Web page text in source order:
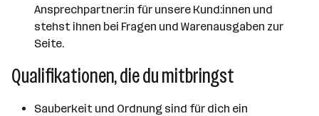
Ansprechpartner:in für unsere Kund:innen und
stehst ihnen bei Fragen und Warenausgaben zur
Seite.
Qualifikationen, die du mitbringst
Sauberkeit und Ordnung sind für dich ein